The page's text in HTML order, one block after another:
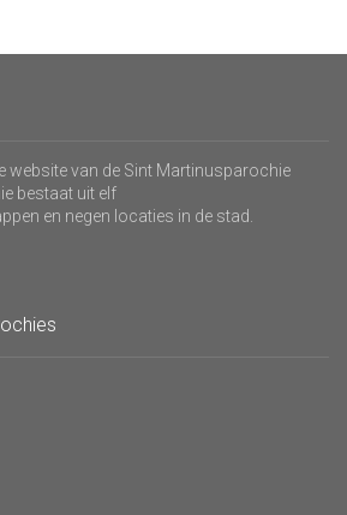
website van de Sint Martinusparochie
bestaat uit elf
en negen locaties in de stad.